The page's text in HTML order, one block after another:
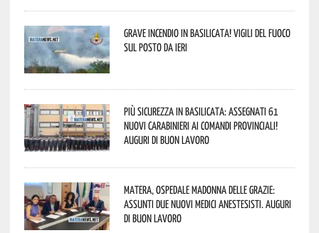
Grave incendio in Basilicata! Vigili del fuoco
sul posto da ieri
Più sicurezza in Basilicata: assegnati 61
nuovi Carabinieri ai Comandi provinciali!
Auguri di buon lavoro
Matera, Ospedale Madonna delle Grazie:
assunti due nuovi medici anestesisti. Auguri
di buon lavoro